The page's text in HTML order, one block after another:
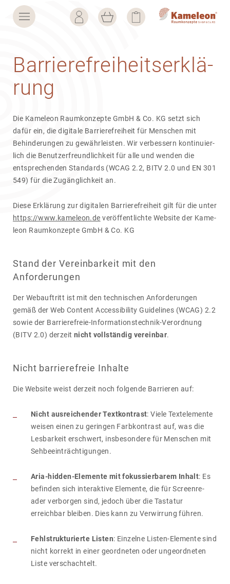
Barrie­re­frei­heits­er­klä­
rung
Die Kame­leon Raum­kon­zepte GmbH & Co. KG setzt sich
dafür ein, die digi­tale Barrie­re­frei­heit für Menschen mit
Behin­de­rungen zu gewähr­leisten. Wir verbes­sern konti­nu­ier­
lich die Benut­zer­freund­lich­keit für alle und wenden die
entspre­chenden Stan­dards (WCAG 2.2, BITV 2.0 und EN 301
549) für die Zugäng­lich­keit an.
Diese Erklä­rung zur digi­talen Barrie­re­frei­heit gilt für die unter
https://www.kameleon.de veröf­fent­lichte Website der Kame­
leon Raum­kon­zepte GmbH & Co. KG
Stand der Vereinbarkeit mit den
Anforderungen
Der Webauf­tritt ist mit den tech­ni­schen Anfor­de­rungen
gemäß der Web Content Acces­si­bi­lity Guide­lines (WCAG) 2.2
sowie der Barrie­re­freie-Infor­ma­ti­ons­technik-Verord­nung
(BITV 2.0) derzeit nicht vollständig vereinbar.
Nicht barrierefreie Inhalte
Die Website weist derzeit noch folgende Barrieren auf:
Nicht ausreichender Textkontrast: Viele Text­e­le­mente
weisen einen zu geringen Farb­kon­trast auf, was die
Lesbar­keit erschwert, insbe­son­dere für Menschen mit
Sehbe­ein­träch­ti­gungen.
Aria-hidden-Elemente mit fokussierbarem Inhalt: Es
befinden sich inter­ak­tive Elemente, die für Screen­re­
ader verborgen sind, jedoch über die Tastatur
erreichbar bleiben. Dies kann zu Verwir­rung führen.
Fehlstrukturierte Listen: Einzelne Listen-Elemente sind
nicht korrekt in einer geord­neten oder unge­ord­neten
Liste verschach­telt.